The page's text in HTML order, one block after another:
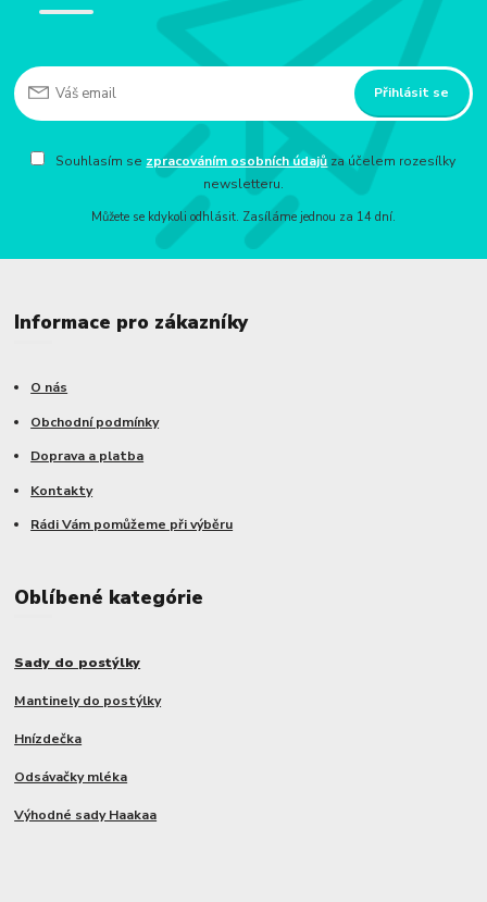
Přihlásit se
Souhlasím se zpracováním osobních údajů za účelem rozesílky
newsletteru.
Můžete se kdykoli odhlásit. Zasíláme jednou za 14 dní.
Informace pro zákazníky
O nás
Obchodní podmínky
Doprava a platba
Kontakty
Rádi Vám pomůžeme při výběru
Oblíbené kategórie
Sady do postýlky
Mantinely do postýlky
Hnízdečka
Odsávačky mléka
Výhodné sady Haakaa